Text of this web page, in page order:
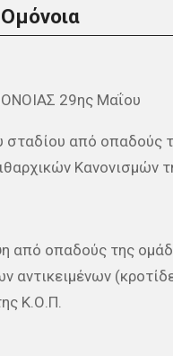
29ης Μαΐου
σταδίου από οπαδούς
Κανονισμών
από οπαδούς της
αντικειμένων
Κ.Ο.Π.